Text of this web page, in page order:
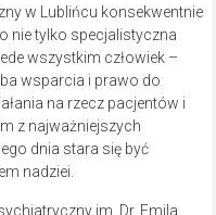
w Lublińcu konsekwentnie
nie tylko specjalistyczna
wszystkim człowiek –
wsparcia i prawo do
na rzecz pacjentów i
z najważniejszych
dnia stara się być
nadziei.
im. Dr. Emila